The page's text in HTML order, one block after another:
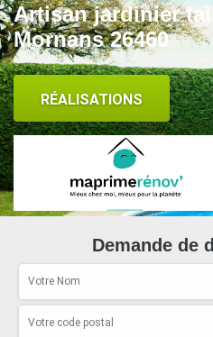
Artisan jardinier
Mornans 26460
RÉALISATIONS
Demande de